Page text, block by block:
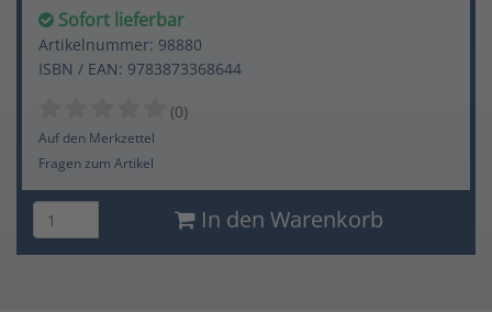
Sofort lieferbar
Artikelnummer: 98880
ISBN / EAN: 9783873368644
(0)
Auf den Merkzettel
Fragen zum Artikel
In den Warenkorb